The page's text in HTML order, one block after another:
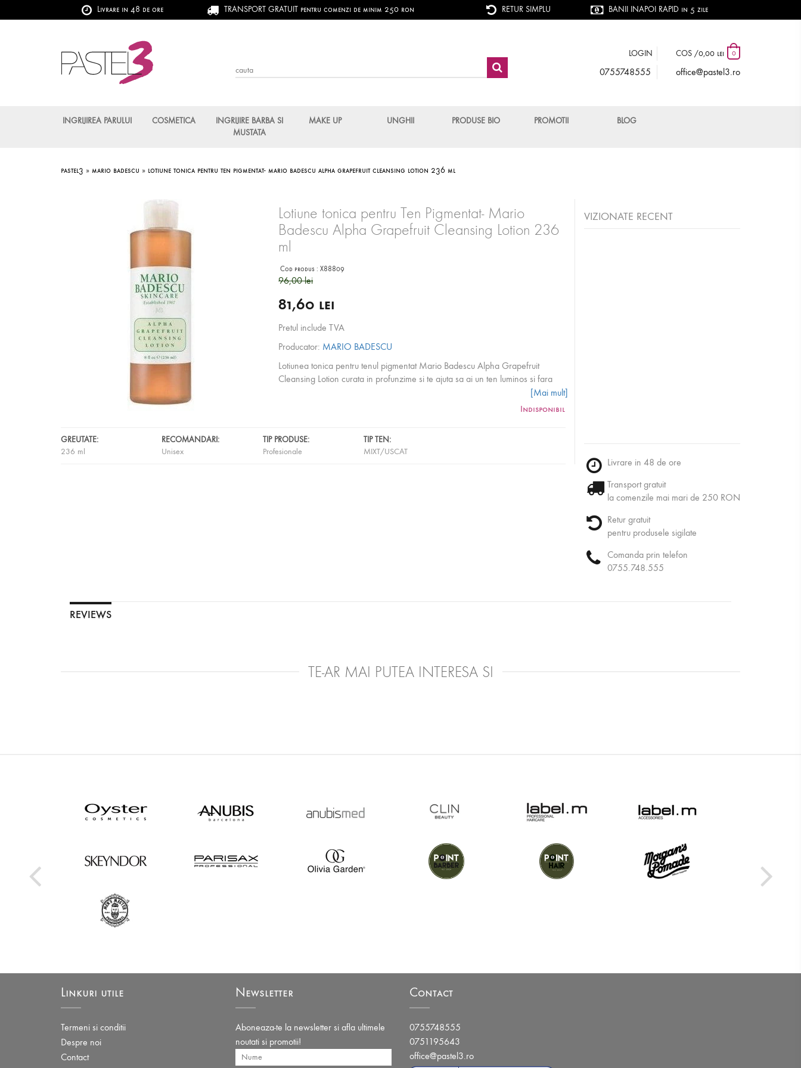
Livrare in 48 de ore TRANSPORT GRATUIT pentru comenzi de minim 250 ron RETUR SIMPLU BANII INAPOI RAPID in 5 zile
COS /0,00 lei 0
LOGIN
0755748555 office@pastel3.ro
INGRIJIREA PARULUI COSMETICA
INGRIJIRE BARBA SI
MUSTATA
MAKE UP UNGHII PRODUSE BIO PROMOTII BLOG
pastel3 » mario badescu » lotiune tonica pentru ten pigmentat- mario badescu alpha grapefruit cleansing lotion 236 ml
Lotiune tonica pentru Ten Pigmentat- Mario
Badescu Alpha Grapefruit Cleansing Lotion 236
ml
Cod produs :X88809
96,00 lei
81,60 lei
Pretul include TVA
Producator: MARIO BADESCU
Lotiunea tonica pentru tenul pigmentat Mario Badescu Alpha Grapefruit
Cleansing Lotion curata in profunzime si te ajuta sa ai un ten luminos si fara
ajuta la decongestionarea
calmeaza
discheta demachianta, pe tenul curatat in prealabil, prin miscari circulare
pana la absorbia totala a produsului in piele. Evitati zona ochilor.
[Mai mult]
Indisponibil
GREUTATE:
236 ml
RECOMANDARI:
Unisex
TIP PRODUSE:
Profesionale
TIP TEN:
MIXT/USCAT
VIZIONATE RECENT
Livrare in 48 de ore
Transport gratuit
la comenzile mai mari de 250 RON
Retur gratuit
pentru produsele sigilate
Comanda prin telefon
0755.748.555
REVIEWS
TE-AR MAI PUTEA INTERESA SI
Linkuri utile
Termeni si conditii
Despre noi
Contact
Newsletter
Aboneaza-te la newsletter si afla ultimele
noutati si promotii!
Contact
0755748555
0751195643
office@pastel3.ro